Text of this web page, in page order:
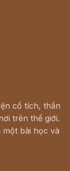
cổ tích, thần
trên thế giới.
bài học và